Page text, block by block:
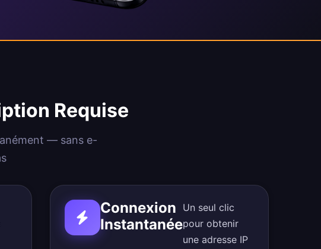
Requise
— sans e-
Connexion
Instantanée
Un seul clic
pour obtenir
une adresse IP